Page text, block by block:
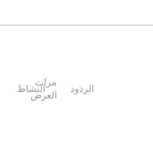
الردود
مرات
العرض
النشاط